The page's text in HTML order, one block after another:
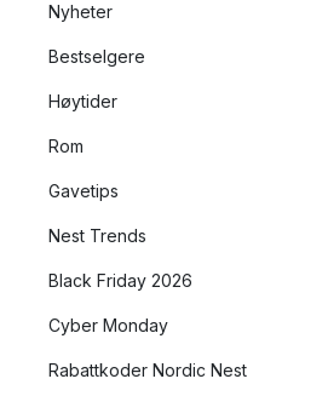
Nyheter
Bestselgere
Høytider
Rom
Gavetips
Nest Trends
Black Friday 2026
Cyber Monday
Rabattkoder Nordic Nest